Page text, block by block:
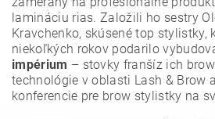
lamináciu rias. Založili ho sestry
Kravchenko, skúsené top stylistky,
niekoľkých rokov podarilo
impérium – stovky franšíz ich
technológie v oblasti Lash & Brow
konferencie pre brow stylistky na